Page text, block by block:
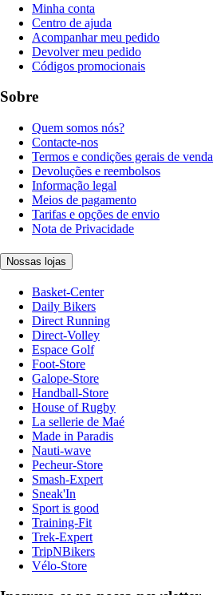
Minha conta
Centro de ajuda
Acompanhar meu pedido
Devolver meu pedido
Códigos promocionais
Sobre
Quem somos nós?
Contacte-nos
Termos e condições gerais de venda
Devoluções e reembolsos
Informação legal
Meios de pagamento
Tarifas e opções de envio
Nota de Privacidade
Nossas lojas
Basket-Center
Daily Bikers
Direct Running
Direct-Volley
Espace Golf
Foot-Store
Galope-Store
Handball-Store
House of Rugby
La sellerie de Maé
Made in Paradis
Nauti-wave
Pecheur-Store
Smash-Expert
Sneak'In
Sport is good
Training-Fit
Trek-Expert
TripNBikers
Vélo-Store